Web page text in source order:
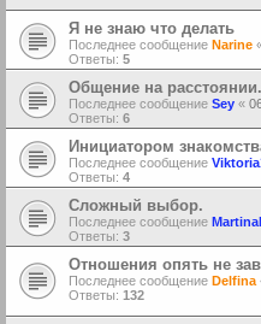
Я не знаю что делать
Последнее сообщение Narine
Ответы: 5
Общение на
Последнее сообщение Sey «
Ответы: 6
Инициатором
Последнее сообщение
Ответы: 4
Сложный выбор.
Последнее сообщение
Ответы: 3
Отношения опять не
Последнее сообщение Delfina
Ответы: 132